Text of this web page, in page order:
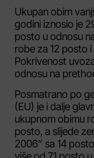
Ukupan obim
godini iznosio je
posto u odnosu
robe za 12 posto i
Pokrivenost
odnosu na
Posmatrano po
(EU) je i dalje
ukupnom obimu
posto, a slijede
2006” sa 14